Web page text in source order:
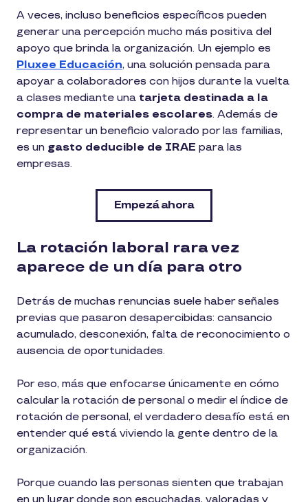
A veces, incluso beneficios específicos pueden
generar una percepción mucho más positiva del
apoyo que brinda la organización. Un ejemplo es
Pluxee Educación, una solución pensada para
apoyar a colaboradores con hijos durante la vuelta
a clases mediante una tarjeta destinada a la
compra de materiales escolares. Además de
representar un beneficio valorado por las familias,
es un gasto deducible de IRAE para las
empresas.
Empezá ahora
La rotación laboral rara vez
aparece de un día para otro
Detrás de muchas renuncias suele haber señales
previas que pasaron desapercibidas: cansancio
acumulado, desconexión, falta de reconocimiento o
ausencia de oportunidades.
Por eso, más que enfocarse únicamente en cómo
calcular la rotación de personal o medir el índice de
rotación de personal, el verdadero desafío está en
entender qué está viviendo la gente dentro de la
organización.
Porque cuando las personas sienten que trabajan